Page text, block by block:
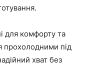
для комфорту та
прохолодними під
хват без